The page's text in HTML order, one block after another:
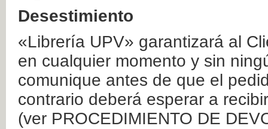
Desestimiento
«Librería UPV» garantizará al
en cualquier momento y sin
comunique antes de que el
contrario deberá esperar a
(ver PROCEDIMIENTO DE